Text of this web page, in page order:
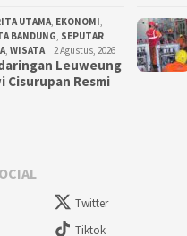
UTAMA, EKONOMI,
BANDUNG, SEPUTAR
, WISATA 2 Agustus, 2026
Leuweung
Cisurupan Resmi
Twitter
Tiktok